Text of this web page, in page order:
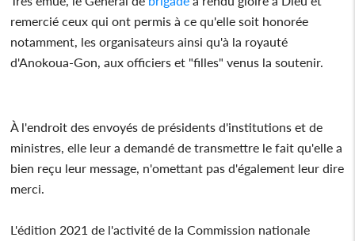
remercié ceux qui ont permis à ce qu'elle soit honorée
notamment, les organisateurs ainsi qu'à la royauté
d'Anokoua-Gon, aux officiers et "filles" venus la soutenir.
À l'endroit des envoyés de présidents d'institutions et de
ministres, elle leur a demandé de transmettre le fait qu'elle a
bien reçu leur message, n'omettant pas d'également leur dire
merci.
L'édition 2021 de l'activité de la Commission nationale